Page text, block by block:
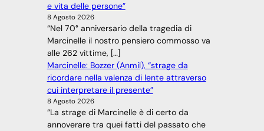
e vita delle persone”
8 Agosto 2026
“Nel 70° anniversario della tragedia di
Marcinelle il nostro pensiero commosso va
alle 262 vittime, […]
Marcinelle: Bozzer (Anmil), “strage da
ricordare nella valenza di lente attraverso
cui interpretare il presente”
8 Agosto 2026
“La strage di Marcinelle è di certo da
annoverare tra quei fatti del passato che